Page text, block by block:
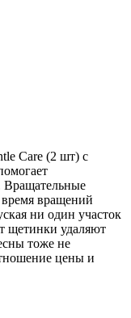
Care (2 шт) с
Вращательные
вращений
ни один участок
щетинки удаляют
тоже не
цены и